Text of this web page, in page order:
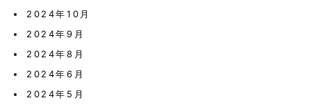
2024年10月
2024年9月
2024年8月
2024年6月
2024年5月